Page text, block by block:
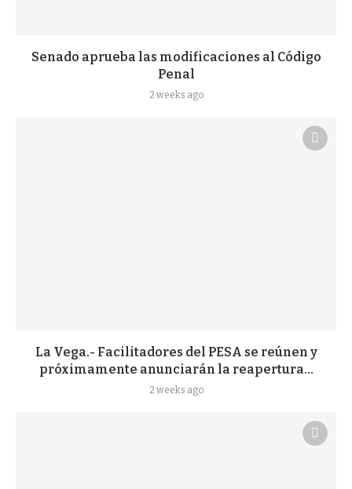
Senado aprueba las modificaciones al Código
Penal
2 weeks ago
La Vega.- Facilitadores del PESA se reúnen y
próximamente anunciarán la reapertura...
2 weeks ago